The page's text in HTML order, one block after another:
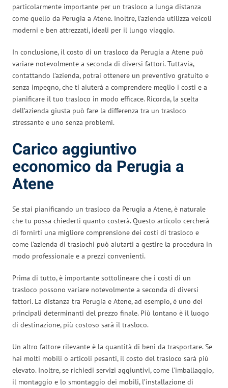
particolarmente importante per un trasloco a lunga distanza
come quello da Perugia a Atene. Inoltre, l’azienda utilizza veicoli
moderni e ben attrezzati, ideali per il lungo viaggio.
In conclusione, il costo di un trasloco da Perugia a Atene può
variare notevolmente a seconda di diversi fattori. Tuttavia,
contattando l’azienda, potrai ottenere un preventivo gratuito e
senza impegno, che ti aiuterà a comprendere meglio i costi e a
pianificare il tuo trasloco in modo efficace. Ricorda, la scelta
dell’azienda giusta può fare la differenza tra un trasloco
stressante e uno senza problemi.
Carico aggiuntivo
economico da Perugia a
Atene
Se stai pianificando un trasloco da Perugia a Atene, è naturale
che tu possa chiederti quanto costerà. Questo articolo cercherà
di fornirti una migliore comprensione dei costi di trasloco e
come l’azienda di traslochi può aiutarti a gestire la procedura in
modo professionale e a prezzi convenienti.
Prima di tutto, è importante sottolineare che i costi di un
trasloco possono variare notevolmente a seconda di diversi
fattori. La distanza tra Perugia e Atene, ad esempio, è uno dei
principali determinanti del prezzo finale. Più lontano è il luogo
di destinazione, più costoso sarà il trasloco.
Un altro fattore rilevante è la quantità di beni da trasportare. Se
hai molti mobili o articoli pesanti, il costo del trasloco sarà più
elevato. Inoltre, se richiedi servizi aggiuntivi, come l’imballaggio,
il montaggio e lo smontaggio dei mobili, l’installazione di